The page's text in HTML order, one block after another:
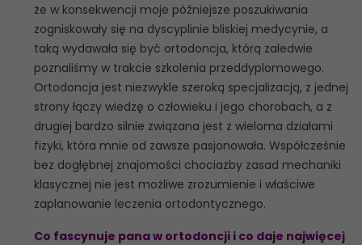
że w konsekwencji moje późniejsze poszukiwania
zogniskowały się na dyscyplinie bliskiej medycynie, a
taką wydawała się być ortodoncja, którą zaledwie
poznaliśmy w trakcie szkolenia przeddyplomowego.
Ortodoncja jest niezwykle szeroką specjalizacją, z jednej
strony łączy wiedzę o człowieku i jego chorobach, a z
drugiej bardzo silnie związana jest z wieloma działami
fizyki, która mnie od zawsze pasjonowała. Współcześnie
bez dogłębnej znajomości chociażby zasad mechaniki
klasycznej nie jest możliwe zrozumienie i właściwe
zaplanowanie leczenia ortodontycznego.
Co fascynuje pana w ortodoncji i co daje najwięcej